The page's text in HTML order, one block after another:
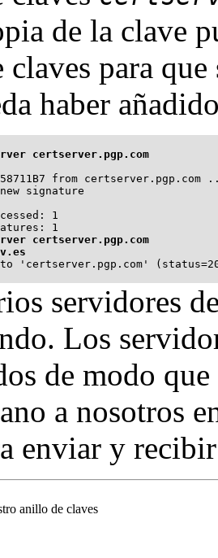
de la clave
para
haber
certserver.pgp.com
from certserver.pgp.com
signature
1
certserver.pgp.com
to 'certserver.pgp.com'
servidores
Los
de modo
a nosotros
enviar y
anillo de claves